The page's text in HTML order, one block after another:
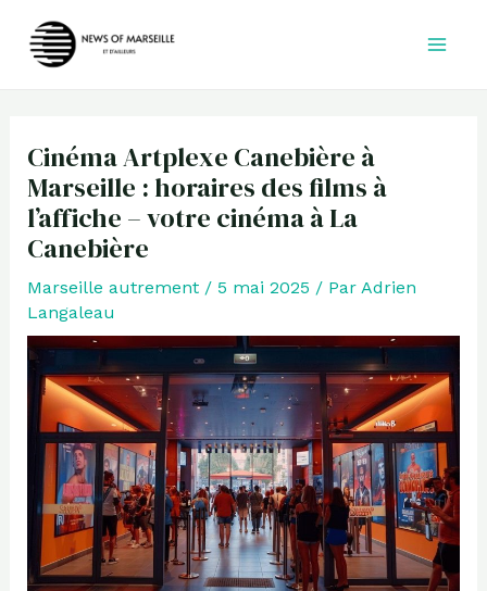
Cinéma Artplexe Canebière à
Marseille : horaires des films à
l’affiche – votre cinéma à La
Canebière
Marseille autrement/ 5 mai 2025 / Par Adrien
Langaleau